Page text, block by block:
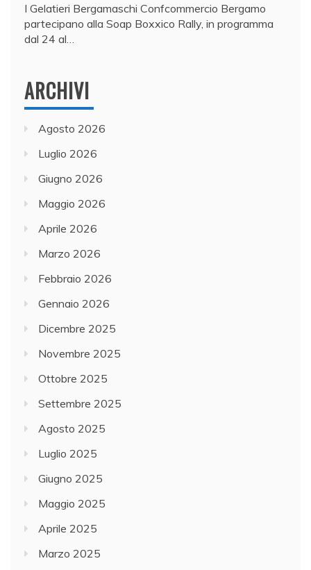
I Gelatieri Bergamaschi Confcommercio Bergamo
partecipano alla Soap Boxxico Rally, in programma
dal 24 al…
ARCHIVI
Agosto 2026
Luglio 2026
Giugno 2026
Maggio 2026
Aprile 2026
Marzo 2026
Febbraio 2026
Gennaio 2026
Dicembre 2025
Novembre 2025
Ottobre 2025
Settembre 2025
Agosto 2025
Luglio 2025
Giugno 2025
Maggio 2025
Aprile 2025
Marzo 2025